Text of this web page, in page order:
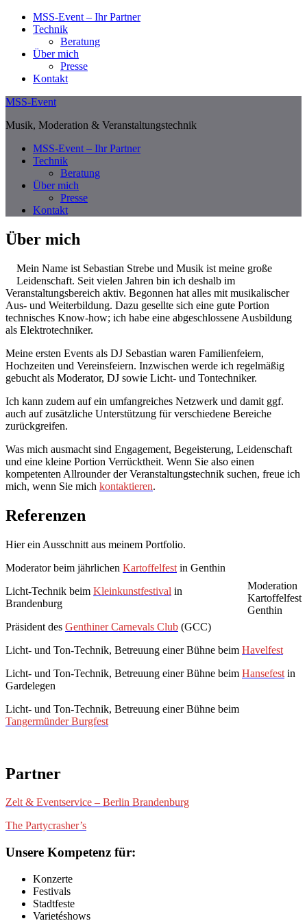
Skip
MSS-Event – Ihr Partner
Technik
Beratung
Über mich
Presse
Kontakt
MSS-Event
Musik, Moderation & Veranstaltungstechnik
MSS-Event – Ihr Partner
Technik
Beratung
Über mich
Presse
Kontakt
Über mich
Mein Name ist Sebastian Strebe und Musik ist meine große
Leidenschaft. Seit vielen Jahren bin ich deshalb im
Veranstaltungsbereich aktiv. Begonnen hat alles mit musikalischer
Aus- und Weiterbildung. Dazu gesellte sich eine gute Portion
technisches Know-how; ich habe eine abgeschlossene Ausbildung
als Elektrotechniker.
Meine ersten Events als DJ Sebastian waren Familienfeiern,
Hochzeiten und Vereinsfeiern. Inzwischen werde ich regelmäßig
gebucht als Moderator, DJ sowie Licht- und Tontechniker.
Ich kann zudem auf ein umfangreiches Netzwerk und damit ggf.
auch auf zusätzliche Unterstützung für verschiedene Bereiche
zurückgreifen.
Was mich ausmacht sind Engagement, Begeisterung, Leidenschaft
und eine kleine Portion Verrücktheit. Wenn Sie also einen
kompetenten Allrounder der Veranstaltungstechnik suchen, freue ich
mich, wenn Sie mich kontaktieren.
Referenzen
Hier ein Ausschnitt aus meinem Portfolio.
Moderation
Kartoffelfest
Genthin
Moderator beim jährlichen Kartoffelfest in Genthin
Licht-Technik beim Kleinkunstfestival in
Brandenburg
Präsident des Genthiner Carnevals Club (GCC)
Licht- und Ton-Technik, Betreuung einer Bühne beim Havelfest
Licht- und Ton-Technik, Betreuung einer Bühne beim Hansefest in
Gardelegen
Licht- und Ton-Technik, Betreuung einer Bühne beim
Tangermünder Burgfest
Partner
Zelt & Eventservice – Berlin Brandenburg
The Partycrasher’s
Unsere Kompetenz für:
Konzerte
Festivals
Stadtfeste
Varietéshows